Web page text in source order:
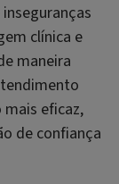
clínica e
maneira
eficaz,
de confiança